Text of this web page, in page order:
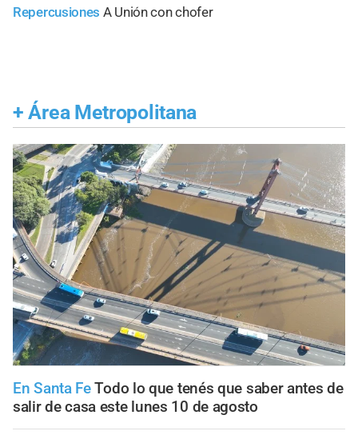
Repercusiones A Unión con chofer
+ Área Metropolitana
En Santa FeTodo lo que tenés que saber antes de
salir de casa este lunes 10 de agosto